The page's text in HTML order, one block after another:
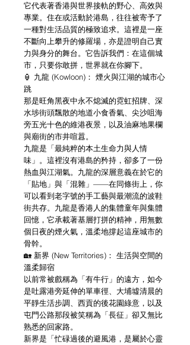
它代表著香港與世界接軌的野心、高效與
專業。住在或活動於港島，往往被寄予了
一種對生活品質的極致追求。這裡是一座
不斷向上攀升的修羅場，亦是證明自己實
力與身分的舞台。它告訴我們：在這個城
市，只要你敢拼，世界就在你腳下。
🏮 九龍 (Kowloon)： 煙火與江湖的城市心
跳
那是旺角黑夜中永不熄滅的霓虹招牌、深
水埗街頭飄散的地道小食香氣、尖沙咀海
旁五光十色的維港夜景，以及油麻地果欄
與廟街的市井喧囂。
九龍是「最純粹的本土生命力與人情
味」。這裡沒有港島的矜持，卻多了一份
熱血與江湖氣。九龍的深層意義在於它的
「貼地」與「混雜」——在同條街上，你
可以看到老字號的手工藝與最潮流的波鞋
街共存。九龍是香港人的集體童年與集體
回憶，它承載著基層打拼的精神，用無數
個日夜的煙火氣，溫柔地撐起這座城市的
骨幹。
🏡 新界 (New Territories)： 生活與空間的
溫柔歸宿
以前常被戲稱為「有牛行」的遠方，如今
是吐露港旁延伸的單車徑、大埔墟清晨的
平靜生活步調、西貢的後花園綠意，以及
屯門公路那段被笑稱為「長征」卻又無比
熟悉的回家路。
新界是「忙碌過後的避風港，是屬於心靈